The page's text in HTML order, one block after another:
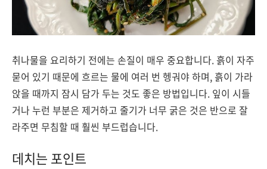
취나물을 요리하기 전에는 손질이 매우 중요합니다. 흙이 자주
묻어 있기 때문에 흐르는 물에 여러 번 헹궈야 하며, 흙이 가라
앉을 때까지 잠시 담가 두는 것도 좋은 방법입니다. 잎이 시들
거나 누런 부분은 제거하고 줄기가 너무 굵은 것은 반으로 잘
라주면 무침할 때 훨씬 부드럽습니다.
데치는 포인트